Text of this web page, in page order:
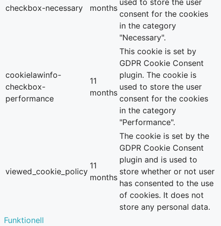
checkbox-necessary
months
used to store the user
consent for the cookies
in the category
"Necessary".
cookielawinfo-
checkbox-
performance
11
months
This cookie is set by
GDPR Cookie Consent
plugin. The cookie is
used to store the user
consent for the cookies
in the category
"Performance".
viewed_cookie_policy
11
months
The cookie is set by the
GDPR Cookie Consent
plugin and is used to
store whether or not user
has consented to the use
of cookies. It does not
store any personal data.
Funktionell